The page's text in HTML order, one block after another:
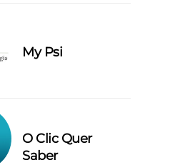
My Psi
O Clic Quer
Saber